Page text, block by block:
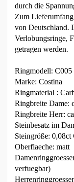
durch die
Zum
von Deutschland.
Verlobungsringe,
getragen werden.
Ringmodell: C005
Marke: Costina
Ringmaterial :
Ringbreite Dame:
Ringbreite Herr:
Steinbesatz im
Steingröße: 0,08ct
Oberflaeche: matt
verfuegbar)